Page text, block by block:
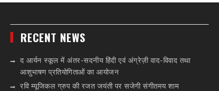
RECENT NEWS
द आर्यन स्कूल में अंतर-सदनीय हिंदी एवं अंग्रेज़ी वाद-विवाद तथा
आशुभाषण प्रतियोगिताओं का आयोजन
रवि म्यूजिकल ग्रुप की रजत जयंती पर सजेगी संगीतमय शाम